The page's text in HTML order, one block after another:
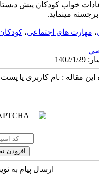
خواب کودکان پیش
می­­نماید.
، مهارت های اجتماعی،
این مقاله : نام کاربری یا
ارسال پیام به